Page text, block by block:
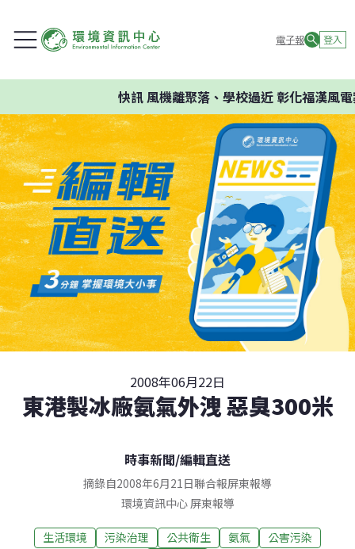
電子報 登入
快訊風機離聚落、學校過近 彰化福漢風電
2008年06月22日
東港製冰廠氨氣外洩 惡臭300米
時事新聞/編輯直送
摘錄自2008年6月21日聯合報屏東報導
環境資訊中心 屏東報導
生活環境 污染治理 公共衛生 氨氣
公害污染